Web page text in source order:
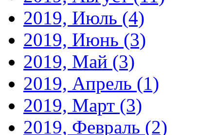
2019, Июль (4)
2019, Июнь (3)
2019, Май (3)
2019, Апрель (1)
2019, Март (3)
2019, Февраль (2)